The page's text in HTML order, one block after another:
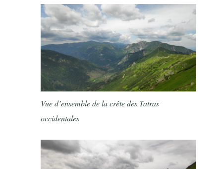
Vue d’ensemble de la crête des Tatras
occidentales